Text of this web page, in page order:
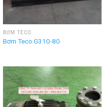
BƠM TECO
Bơm Teco G310-80